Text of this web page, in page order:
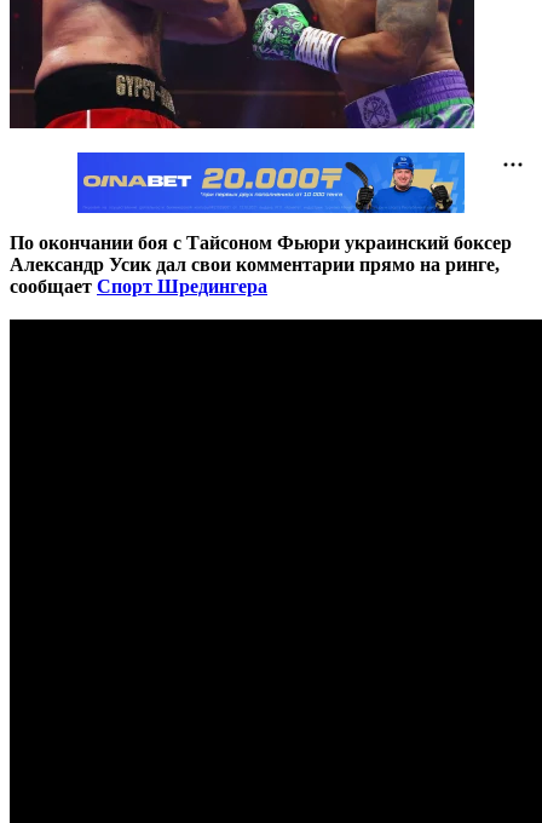
По окончании боя с Тайсоном Фьюри украинский боксер
Александр Усик дал свои комментарии прямо на ринге,
сообщает Спорт Шредингера